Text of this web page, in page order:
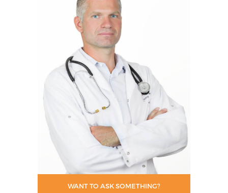
WANT TO ASK SOMETHING?